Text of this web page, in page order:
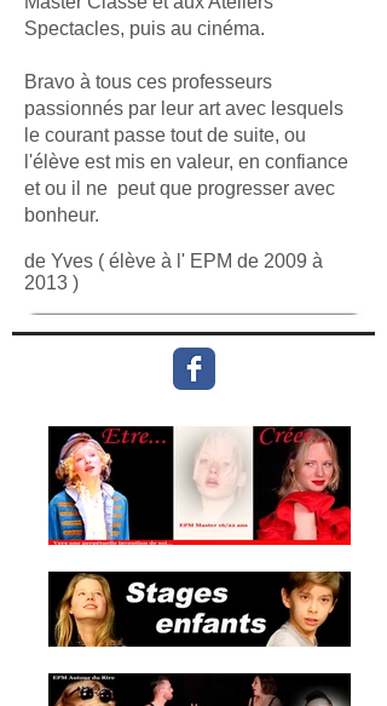
Spectacles, puis au cinéma.
Bravo à tous ces professeurs
passionnés par leur art avec lesquels
le courant passe tout de suite, ou
l'élève est mis en valeur, en confiance
et ou il ne peut que progresser avec
bonheur.
de Yves ( élève à l' EPM de 2009 à
2013 )